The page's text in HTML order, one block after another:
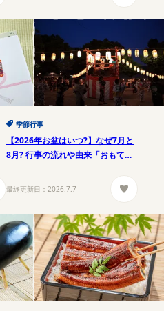
季節行事
【2026年お盆はいつ?】なぜ7月と
8月? 行事の流れや由来「おもてな
最終更新日： 2026.7.7